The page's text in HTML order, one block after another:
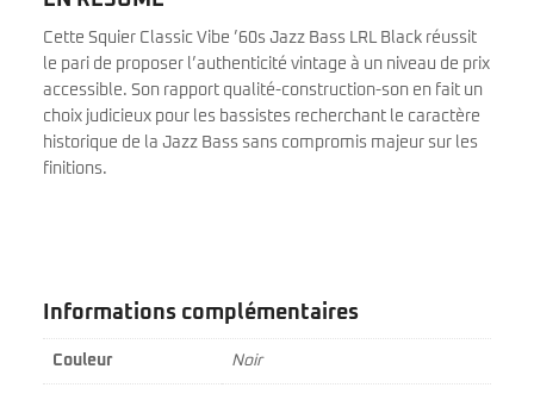
Cette Squier Classic Vibe ’60s Jazz Bass LRL Black réussit
le pari de proposer l’authenticité vintage à un niveau de prix
accessible. Son rapport qualité-construction-son en fait un
choix judicieux pour les bassistes recherchant le caractère
historique de la Jazz Bass sans compromis majeur sur les
finitions.
Informations complémentaires
Couleur Noir